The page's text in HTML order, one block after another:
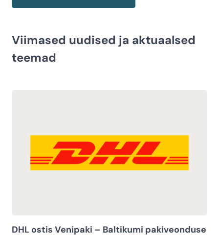
Viimased uudised ja aktuaalsed
teemad
DHL ostis Venipaki – Baltikumi pakiveonduse